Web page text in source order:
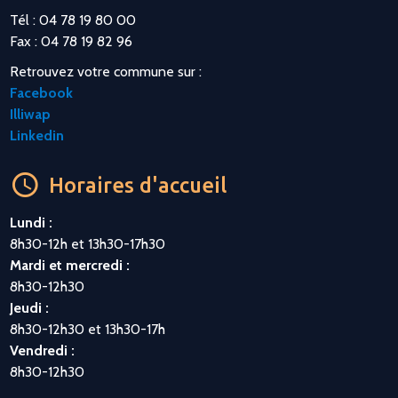
Tél : 04 78 19 80 00
Fax : 04 78 19 82 96
Retrouvez votre commune sur :
Facebook
Illiwap
Linkedin
Horaires d'accueil
Lundi :
8h30-12h et 13h30-17h30
Mardi et mercredi :
8h30-12h30
Jeudi :
8h30-12h30 et 13h30-17h
Vendredi :
8h30-12h30